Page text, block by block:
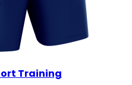
Training